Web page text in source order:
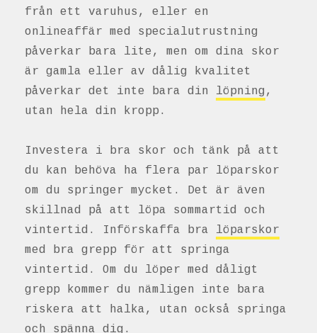
från ett varuhus, eller en
onlineaffär med specialutrustning
påverkar bara lite, men om dina skor
är gamla eller av dålig kvalitet
påverkar det inte bara din löpning,
utan hela din kropp.
Investera i bra skor och tänk på att
du kan behöva ha flera par löparskor
om du springer mycket. Det är även
skillnad på att löpa sommartid och
vintertid. Införskaffa bra löparskor
med bra grepp för att springa
vintertid. Om du löper med dåligt
grepp kommer du nämligen inte bara
riskera att halka, utan också springa
och spänna dig.